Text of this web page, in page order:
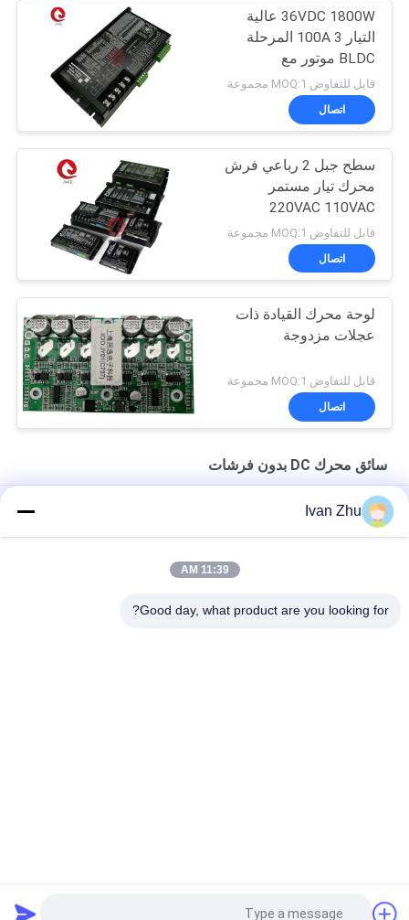
36VDC 1800W عالية
التيار 100A 3 المرحلة
BLDC موتور مع
مستشعرات القاعة
قابل للتفاوض MOQ:1 مجموعة
اتصال
سطح جبل 2 رباعي فرش
محرك تيار مستمر
220VAC 110VAC
قابل للتفاوض MOQ:1 مجموعة
اتصال
لوحة محرك القيادة ذات
عجلات مزدوجة
قابل للتفاوض MOQ:1 مجموعة
اتصال
سائق محرك DC بدون فرشات
جهد عالي 220VAC 3.7Kw محرك DC بدون فرشات مع إعدادات المعلمة
غرفة التبريد لا قاعة فرش موتور تيار مباشر لوحة تحكم سرعة المحرك
Ivan Zhu
11:39 AM
Good day, what product are you looking for?